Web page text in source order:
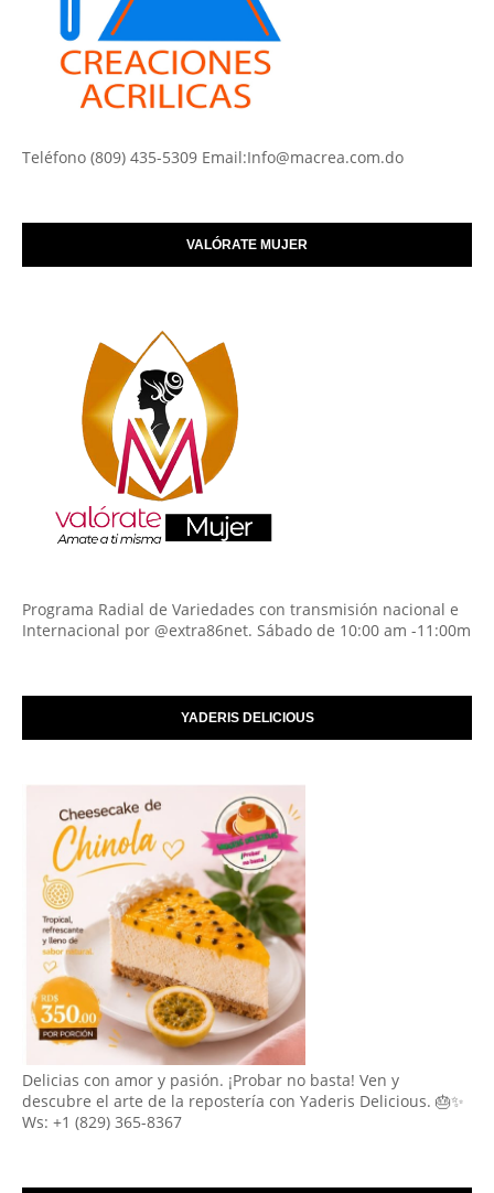
Teléfono (809) 435-5309 Email:Info@macrea.com.do
VALÓRATE MUJER
Programa Radial de Variedades con transmisión nacional e
Internacional por @extra86net. Sábado de 10:00 am -11:00m
YADERIS DELICIOUS
Delicias con amor y pasión. ¡Probar no basta! Ven y
descubre el arte de la repostería con Yaderis Delicious. 🎂✨
Ws: +1 (829) 365-8367